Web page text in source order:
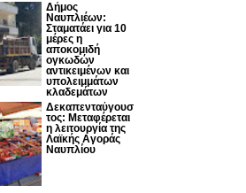
Δήμος
Ναυπλιέων:
Σταματάει για 10
μέρες η
αποκομιδή
ογκωδών
αντικειμένων και
υπολειμμάτων
κλαδεμάτων
Δεκαπενταύγουσ
τος: Μεταφέρεται
η λειτουργία της
Λαϊκής Αγοράς
Ναυπλίου